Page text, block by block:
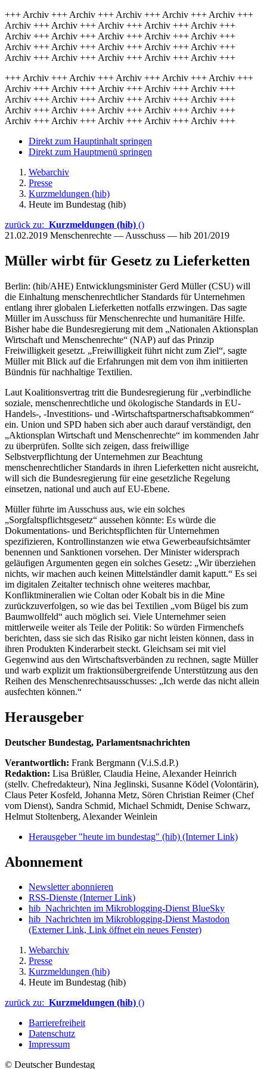
+++ Archiv +++ Archiv +++ Archiv +++ Archiv +++ Archiv +++
Archiv +++ Archiv +++ Archiv +++ Archiv +++ Archiv +++
Archiv +++ Archiv +++ Archiv +++ Archiv +++ Archiv +++
Archiv +++ Archiv +++ Archiv +++ Archiv +++ Archiv +++
Archiv +++ Archiv +++ Archiv +++ Archiv +++ Archiv +++
+++ Archiv +++ Archiv +++ Archiv +++ Archiv +++ Archiv +++
Archiv +++ Archiv +++ Archiv +++ Archiv +++ Archiv +++
Archiv +++ Archiv +++ Archiv +++ Archiv +++ Archiv +++
Archiv +++ Archiv +++ Archiv +++ Archiv +++ Archiv +++
Archiv +++ Archiv +++ Archiv +++ Archiv +++ Archiv +++
Direkt zum Hauptinhalt springen
Direkt zum Hauptmenü springen
Webarchiv
Presse
Kurzmeldungen (hib)
Heute im Bundestag (hib)
zurück zu: Kurzmeldungen (hib) ()
21.02.2019 Menschenrechte — Ausschuss — hib 201/2019
Müller wirbt für Gesetz zu Lieferketten
Berlin: (hib/AHE) Entwicklungsminister Gerd Müller (CSU) will
die Einhaltung menschenrechtlicher Standards für Unternehmen
entlang ihrer globalen Lieferketten notfalls erzwingen. Das sagte
Müller im Ausschuss für Menschenrechte und humanitäre Hilfe.
Bisher habe die Bundesregierung mit dem „Nationalen Aktionsplan
Wirtschaft und Menschenrechte“ (NAP) auf das Prinzip
Freiwilligkeit gesetzt. „Freiwilligkeit führt nicht zum Ziel“, sagte
Müller mit Blick auf die Erfahrungen mit dem von ihm initiierten
Bündnis für nachhaltige Textilien.
Laut Koalitionsvertrag tritt die Bundesregierung für „verbindliche
soziale, menschenrechtliche und ökologische Standards in EU-
Handels-, -Investitions- und -Wirtschaftspartnerschaftsabkommen“
ein. Union und SPD haben sich aber auch darauf verständigt, den
„Aktionsplan Wirtschaft und Menschenrechte“ im kommenden Jahr
zu überprüfen. Sollte sich zeigen, dass freiwillige
Selbstverpflichtung der Unternehmen zur Beachtung
menschenrechtlicher Standards in ihren Lieferketten nicht ausreicht,
will sich die Bundesregierung für eine gesetzliche Regelung
einsetzen, national und auch auf EU-Ebene.
Müller führte im Ausschuss aus, wie ein solches
„Sorgfaltspflichtsgesetz“ aussehen könnte: Es würde die
Dokumentations- und Berichtspflichten für Unternehmen
spezifizieren, Kontrollinstanzen wie etwa Gewerbeaufsichtsämter
benennen und Sanktionen vorsehen. Der Minister widersprach
geläufigen Argumenten gegen ein solches Gesetz: „Wir überziehen
nichts, wir machen auch keinen Mittelständler damit kaputt.“ Es sei
im digitalen Zeitalter technisch ohne weiteres machbar,
Konfliktmineralien wie Coltan oder Kobalt bis in die Mine
zurückzuverfolgen, so wie das bei Textilien „vom Bügel bis zum
Baumwollfeld“ auch möglich sei. Viele Unternehmer seien
mittlerweile weiter als Teile der Politik: So würden Firmenchefs
berichten, dass sie sich das Risiko gar nicht leisten können, dass in
ihren Produkten Kinderarbeit steckt. Gleichsam sei mit viel
Gegenwind aus den Wirtschaftsverbänden zu rechnen, sagte Müller
und warb explizit um fraktionsübergreifende Unterstützung aus den
Reihen des Menschenrechtsausschusses: „Ich werde das nicht allein
ausfechten können.“
Herausgeber
Deutscher Bundestag, Parlamentsnachrichten
Verantwortlich: Frank Bergmann (V.i.S.d.P.)
Redaktion: Lisa Brüßler, Claudia Heine, Alexander Heinrich
(stellv. Chefredakteur), Nina Jeglinski, Susanne Ködel (Volontärin),
Claus Peter Kosfeld, Johanna Metz, Sören Christian Reimer (Chef
vom Dienst), Sandra Schmid, Michael Schmidt, Denise Schwarz,
Helmut Stoltenberg, Alexander Weinlein
Herausgeber "heute im bundestag" (hib) (Interner Link)
Abonnement
Newsletter abonnieren
RSS-Dienste (Interner Link)
hib_Nachrichten im Mikroblogging-Dienst BlueSky
hib_Nachrichten im Mikroblogging-Dienst Mastodon
(Externer Link, Link öffnet ein neues Fenster)
Webarchiv
Presse
Kurzmeldungen (hib)
Heute im Bundestag (hib)
zurück zu: Kurzmeldungen (hib) ()
Barrierefreiheit
Datenschutz
Impressum
© Deutscher Bundestag